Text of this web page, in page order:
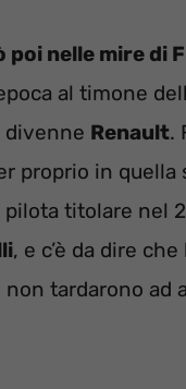
nelle mire di
al timone
divenne Renault.
proprio in quella
titolare nel
, e c’è da dire che
tardarono ad